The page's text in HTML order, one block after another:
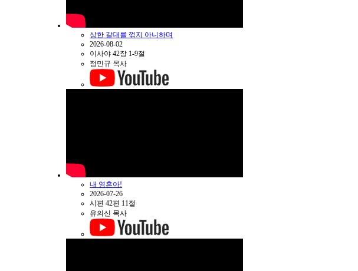
상한 갈대를 꺾지 아니하며
2026-08-02
이사야 42장 1-9절
정민규 목사
내 영혼아!
2026-07-26
시편 42편 11절
유의신 목사